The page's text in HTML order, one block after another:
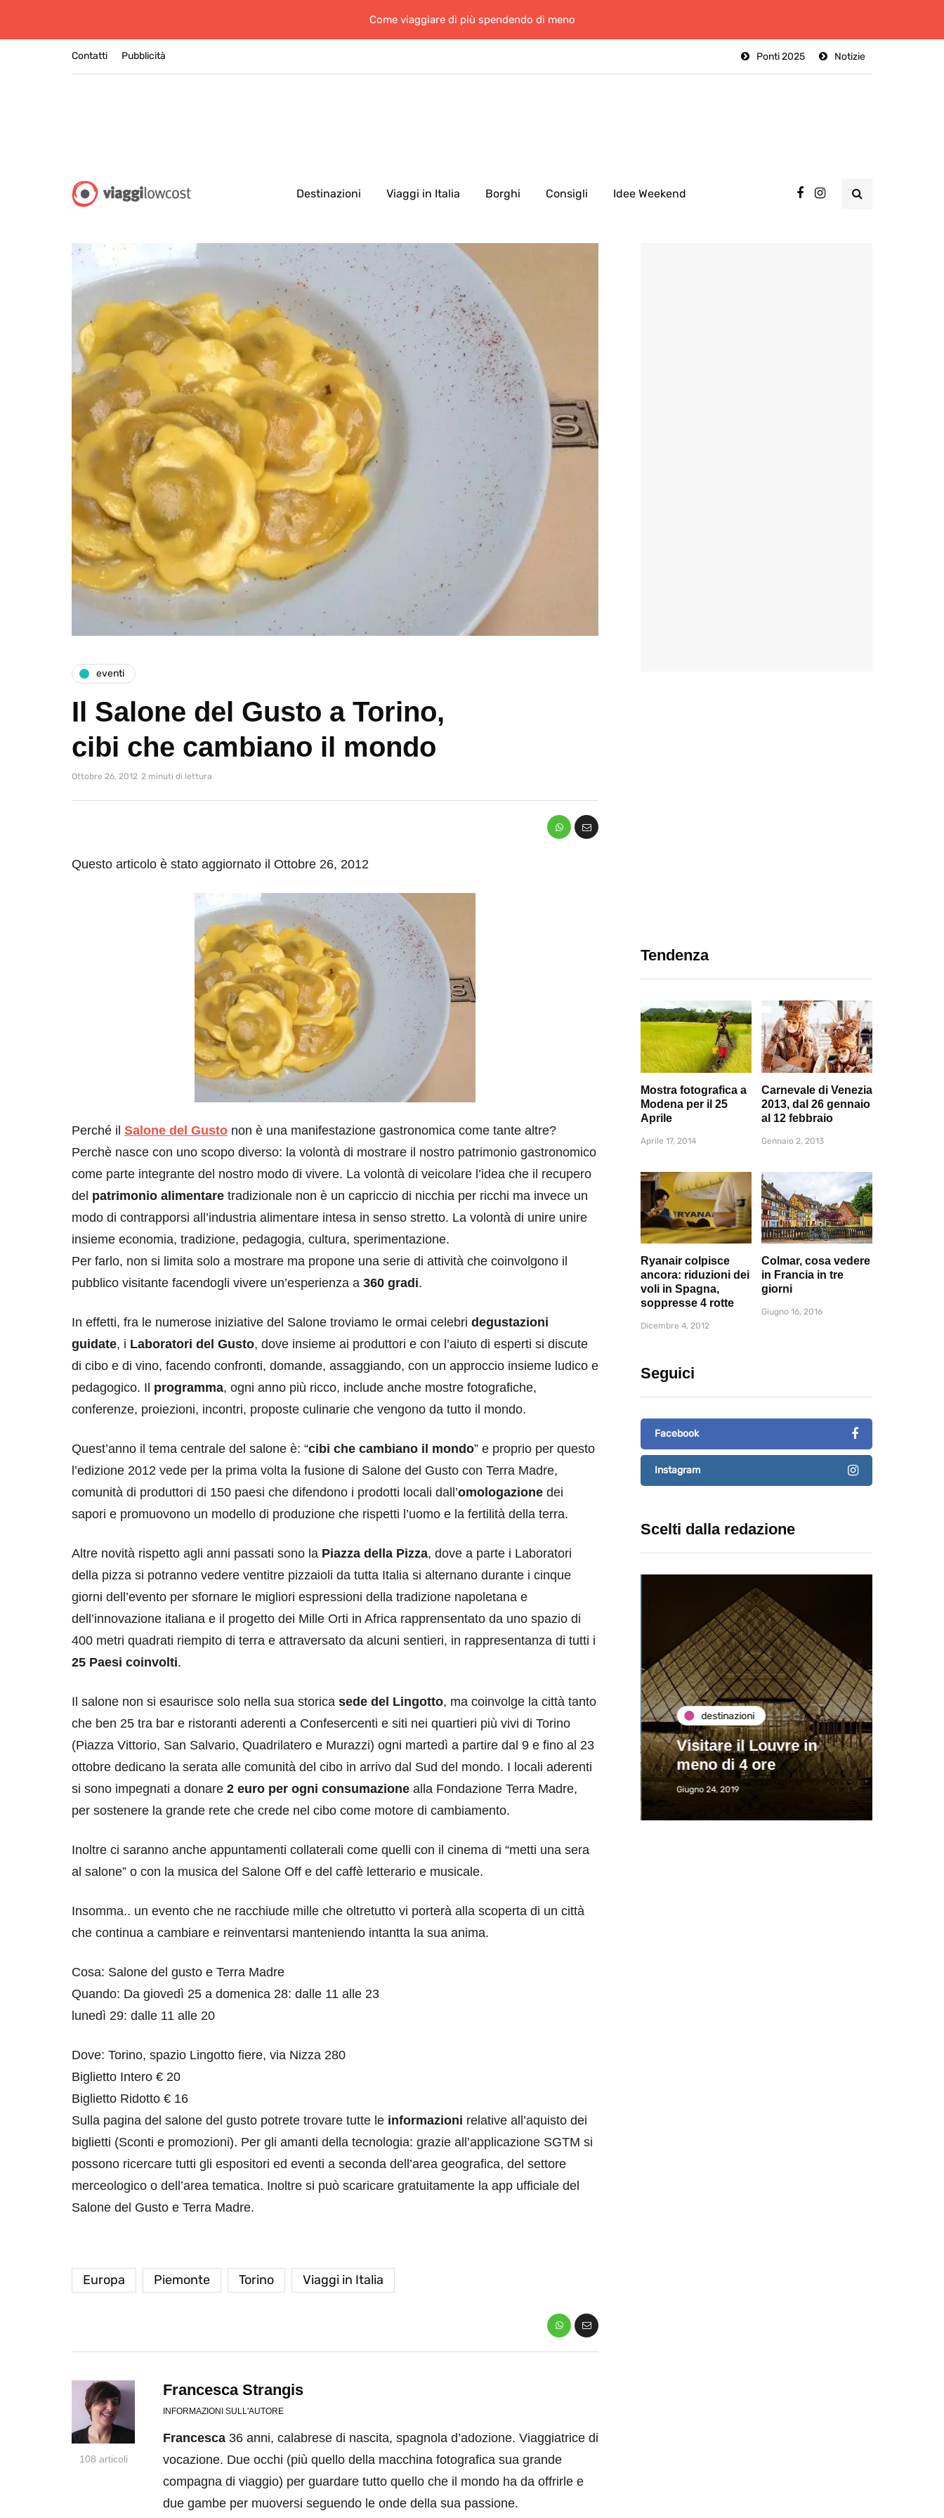
Come viaggiare di più spendendo di meno
Contatti Notizie
Ponti 2025
Pubblicità
Destinazioni Viaggi in Italia Borghi Consigli Idee Weekend
eventi
Il Salone del Gusto a Torino,
cibi che cambiano il mondo
Ottobre 26, 2012 2 minuti di lettura
Questo articolo è stato aggiornato il Ottobre 26, 2012
Perché il Salone del Gusto non è una manifestazione gastronomica come tante altre?
Perchè nasce con uno scopo diverso: la volontà di mostrare il nostro patrimonio gastronomico
come parte integrante del nostro modo di vivere. La volontà di veicolare l’idea che il recupero
del patrimonio alimentare tradizionale non è un capriccio di nicchia per ricchi ma invece un
modo di contrapporsi all’industria alimentare intesa in senso stretto. La volontà di unire unire
insieme economia, tradizione, pedagogia, cultura, sperimentazione.
Per farlo, non si limita solo a mostrare ma propone una serie di attività che coinvolgono il
pubblico visitante facendogli vivere un’esperienza a 360 gradi.
In effetti, fra le numerose iniziative del Salone troviamo le ormai celebri degustazioni
guidate, i Laboratori del Gusto, dove insieme ai produttori e con l’aiuto di esperti si discute
di cibo e di vino, facendo confronti, domande, assaggiando, con un approccio insieme ludico e
pedagogico. Il programma, ogni anno più ricco, include anche mostre fotografiche,
conferenze, proiezioni, incontri, proposte culinarie che vengono da tutto il mondo.
Quest’anno il tema centrale del salone è: “cibi che cambiano il mondo” e proprio per questo
l’edizione 2012 vede per la prima volta la fusione di Salone del Gusto con Terra Madre,
comunità di produttori di 150 paesi che difendono i prodotti locali dall’omologazione dei
sapori e promuovono un modello di produzione che rispetti l’uomo e la fertilità della terra.
Altre novità rispetto agli anni passati sono la Piazza della Pizza, dove a parte i Laboratori
della pizza si potranno vedere ventitre pizzaioli da tutta Italia si alternano durante i cinque
giorni dell’evento per sfornare le migliori espressioni della tradizione napoletana e
dell’innovazione italiana e il progetto dei Mille Orti in Africa rapprensentato da uno spazio di
400 metri quadrati riempito di terra e attraversato da alcuni sentieri, in rappresentanza di tutti i
25 Paesi coinvolti.
Il salone non si esaurisce solo nella sua storica sede del Lingotto, ma coinvolge la città tanto
che ben 25 tra bar e ristoranti aderenti a Confesercenti e siti nei quartieri più vivi di Torino
(Piazza Vittorio, San Salvario, Quadrilatero e Murazzi) ogni martedì a partire dal 9 e fino al 23
ottobre dedicano la serata alle comunità del cibo in arrivo dal Sud del mondo. I locali aderenti
si sono impegnati a donare 2 euro per ogni consumazione alla Fondazione Terra Madre,
per sostenere la grande rete che crede nel cibo come motore di cambiamento.
Inoltre ci saranno anche appuntamenti collaterali come quelli con il cinema di “metti una sera
al salone” o con la musica del Salone Off e del caffè letterario e musicale.
Insomma.. un evento che ne racchiude mille che oltretutto vi porterà alla scoperta di un città
che continua a cambiare e reinventarsi manteniendo intantta la sua anima.
Cosa: Salone del gusto e Terra Madre
Quando: Da giovedì 25 a domenica 28: dalle 11 alle 23
lunedì 29: dalle 11 alle 20
Dove: Torino, spazio Lingotto fiere, via Nizza 280
Biglietto Intero € 20
Biglietto Ridotto € 16
Sulla pagina del salone del gusto potrete trovare tutte le informazioni relative all’aquisto dei
biglietti (Sconti e promozioni). Per gli amanti della tecnologia: grazie all’applicazione SGTM si
possono ricercare tutti gli espositori ed eventi a seconda dell’area geografica, del settore
merceologico o dell’area tematica. Inoltre si può scaricare gratuitamente la app ufficiale del
Salone del Gusto e Terra Madre.
Europa Piemonte Torino Viaggi in Italia
Tendenza
Mostra fotografica a
Modena per il 25
Aprile
Aprile 17, 2014
Carnevale di Venezia
2013, dal 26 gennaio
al 12 febbraio
Gennaio 2, 2013
Ryanair colpisce
ancora: riduzioni dei
voli in Spagna,
soppresse 4 rotte
Dicembre 4, 2012
Colmar, cosa vedere
in Francia in tre
giorni
Giugno 16, 2016
Seguici
Facebook
Instagram
Scelti dalla redazione
il Louvre in
di 4 ore
destinazioni
Paros e la Grecia di
Immaturi il Viaggio
Giugno 26, 2013
eventi
Eventi di aprile 2026 a
Rimini e dintorni
Marzo 31, 2026
destinazioni
Visitare il Louvre in
meno di 4 ore
Giugno 24, 2019
108 articoli
Francesca Strangis
INFORMAZIONI SULL'AUTORE
Francesca 36 anni, calabrese di nascita, spagnola d’adozione. Viaggiatrice di
vocazione. Due occhi (più quello della macchina fotografica sua grande
compagna di viaggio) per guardare tutto quello che il mondo ha da offrirle e
due gambe per muoversi seguendo le onde della sua passione.